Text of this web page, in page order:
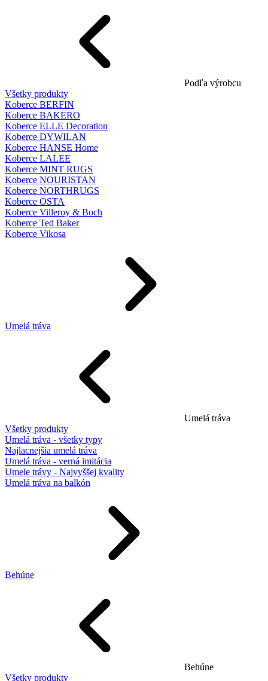
Podľa výrobcu
Všetky produkty
Koberce BERFIN
Koberce BAKERO
Koberce ELLE Decoration
Koberce DYWILAN
Koberce HANSE Home
Koberce LALEE
Koberce MINT RUGS
Koberce NOURISTAN
Koberce NORTHRUGS
Koberce OSTA
Koberce Villeroy & Boch
Koberce Ted Baker
Koberce Vikosa
Umelá tráva
Umelá tráva
Všetky produkty
Umelá tráva - všetky typy
Najlacnejšia umelá tráva
Umelá tráva - verná imitácia
Umele trávy - Najvyššej kvality
Umelá tráva na balkón
Behúne
Behúne
Všetky produkty